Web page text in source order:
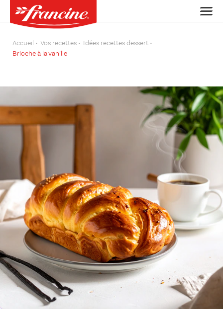
Accueil Vos recettes
Idées recettes dessert
Brioche à la vanille